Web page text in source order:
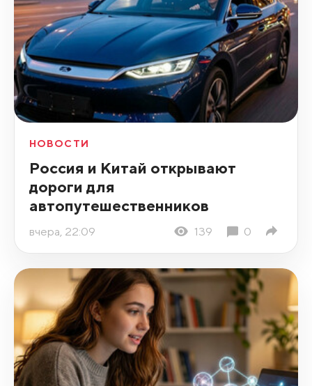
НОВОСТИ
Россия и Китай открывают
дороги для
автопутешественников
вчера, 22:09 139 0